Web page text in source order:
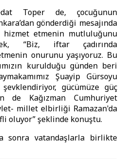
Toper de, çocuğunun
gönderdiği mesajında
etmenin mutluluğunu
“Biz, iftar çadırında
onurunu yaşıyoruz. Bu
kurulduğu günden beri
Şuayip Gürsoyu
gücümüze güç
de Kağızman Cumhuriyet
millet elbirliği Ramazan'da
oluyor” şeklinde konuştu.
sonra vatandaşlarla birlikte